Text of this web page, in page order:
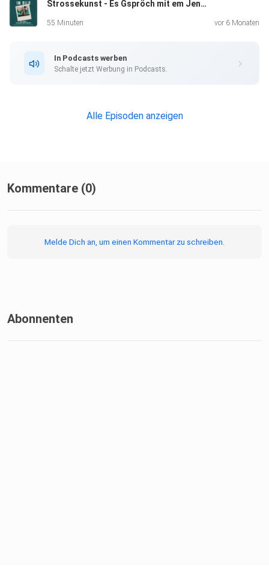
Claudia Link: www.claudialink.ch Strossekunst - Es Gspröch mit em Jens Krauer #54
55 Minuten vor 6 Monaten
In Podcasts werben
Schalte jetzt Werbung in Podcasts.
Alle Episoden anzeigen
Kommentare (0)
Melde Dich an, um einen Kommentar zu schreiben.
Abonnenten